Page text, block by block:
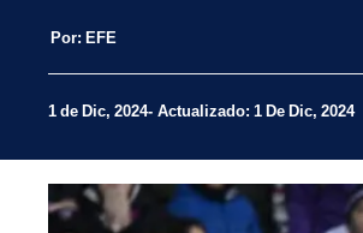
Por: EFE
1 de Dic, 2024 Actualizado: 1 De Dic, 2024